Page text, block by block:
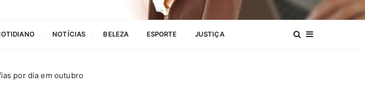
NOTÍCIAS BELEZA ESPORTE JUSTIÇA
por dia em outubro